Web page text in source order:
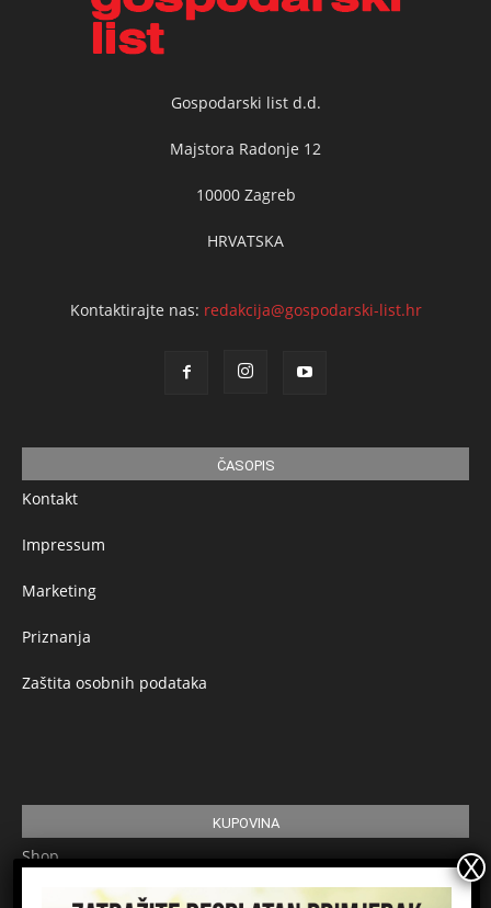
Gospodarski list d.d.
Majstora Radonje 12
10000 Zagreb
HRVATSKA
Kontaktirajte nas: redakcija@gospodarski-list.hr
ČASOPIS
Kontakt
Impressum
Marketing
Priznanja
Zaštita osobnih podataka
KUPOVINA
Shop
Pretplata